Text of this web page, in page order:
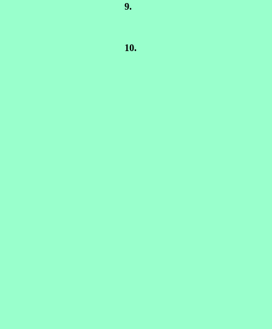
9.
10.